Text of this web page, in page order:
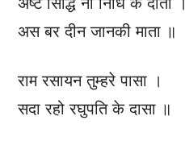
अस बर दीन जानकी माता ॥
राम रसायन तुम्हरे पासा ।
सदा रहो रघुपति के दासा ॥